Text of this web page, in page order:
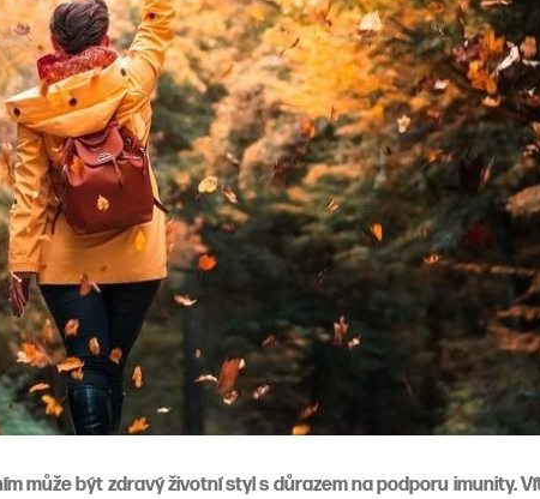
může být zdravý životní styl s důrazem na podporu imunity.